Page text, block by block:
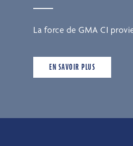
La force de GMA CI
EN SAVOIR PLUS